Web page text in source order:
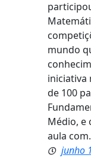
mundo
iniciativa
de 100
Médio, e
aula
junho